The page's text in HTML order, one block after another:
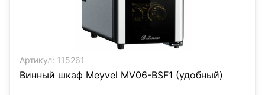
Артикул: 115261
Винный шкаф Meyvel MV06-BSF1 (удобный)